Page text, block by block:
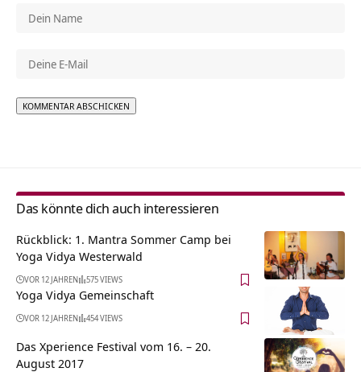
Das könnte dich auch interessieren
Rückblick: 1. Mantra Sommer Camp bei
Yoga Vidya Westerwald
VOR 12 JAHREN 575 VIEWS
Yoga Vidya Gemeinschaft
VOR 12 JAHREN 454 VIEWS
Das Xperience Festival vom 16. – 20.
August 2017